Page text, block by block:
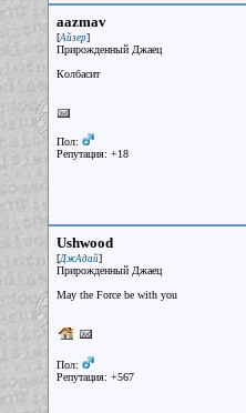
aazmav
[Айзер]
Прирожденный Джаец
Колбасит
Пол:
Репутация: +18
Ushwood
[ДжАдай]
Прирожденный Джаец
May the Force be with you
Пол:
Репутация: +567